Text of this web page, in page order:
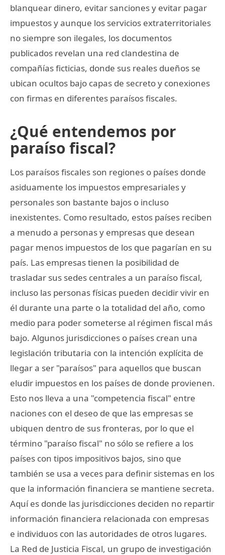
blanquear dinero, evitar sanciones y evitar pagar
impuestos y aunque los servicios extraterritoriales
no siempre son ilegales, los documentos
publicados revelan una red clandestina de
compañías ficticias, donde sus reales dueños se
ubican ocultos bajo capas de secreto y conexiones
con firmas en diferentes paraísos fiscales.
¿Qué entendemos por
paraíso fiscal?
Los paraísos fiscales son regiones o países donde
asiduamente los impuestos empresariales y
personales son bastante bajos o incluso
inexistentes. Como resultado, estos países reciben
a menudo a personas y empresas que desean
pagar menos impuestos de los que pagarían en su
país. Las empresas tienen la posibilidad de
trasladar sus sedes centrales a un paraíso fiscal,
incluso las personas físicas pueden decidir vivir en
él durante una parte o la totalidad del año, como
medio para poder someterse al régimen fiscal más
bajo. Algunos jurisdicciones o países crean una
legislación tributaria con la intención explícita de
llegar a ser "paraísos" para aquellos que buscan
eludir impuestos en los países de donde provienen.
Esto nos lleva a una "competencia fiscal" entre
naciones con el deseo de que las empresas se
ubiquen dentro de sus fronteras, por lo que el
término "paraíso fiscal" no sólo se refiere a los
países con tipos impositivos bajos, sino que
también se usa a veces para definir sistemas en los
que la información financiera se mantiene secreta.
Aquí es donde las jurisdicciones deciden no repartir
información financiera relacionada con empresas
e individuos con las autoridades de otros lugares.
La Red de Justicia Fiscal, un grupo de investigación